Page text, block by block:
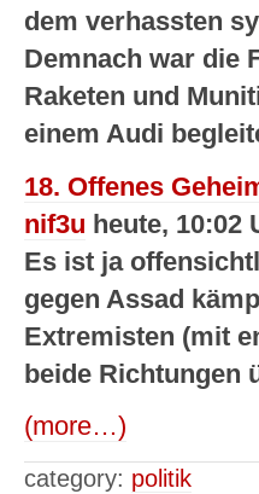
dem verhassten
Demnach war die
Raketen und
einem Audi
18. Offenes
nif3u heute, 10:02
Es ist ja
gegen Assad
Extremisten (mit
beide Richtungen
(more…)
category: politik